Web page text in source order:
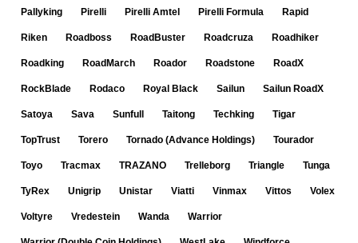
Pallyking Pirelli Pirelli Amtel Pirelli Formula Rapid
Riken Roadboss RoadBuster Roadcruza Roadhiker
Roadking RoadMarch Roador Roadstone RoadX
RockBlade Rodaco Royal Black Sailun Sailun RoadX
Satoya Sava Sunfull Taitong Techking Tigar
TopTrust Torero Tornado (Advance Holdings) Tourador
Toyo Tracmax TRAZANO Trelleborg Triangle Tunga
TyRex Unigrip Unistar Viatti Vinmax Vittos Volex
Voltyre Vredestein Wanda Warrior